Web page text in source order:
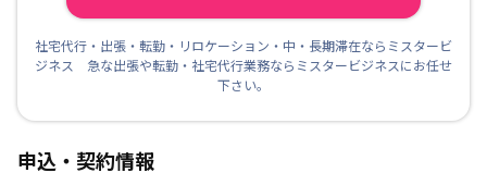
社宅代行・出張・転勤・リロケーション・中・長期滞在ならミスタービ
ジネス 急な出張や転勤・社宅代行業務ならミスタービジネスにお任せ
下さい。
申込・契約情報